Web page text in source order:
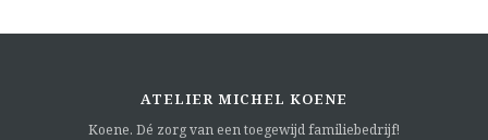
ATELIER MICHEL KOENE
Koene. Dé zorg van een toegewijd familiebedrijf!